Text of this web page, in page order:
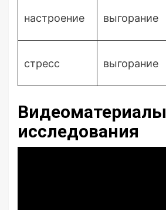
настроение выгорание
стресс выгорание
Видеоматериалы
исследования